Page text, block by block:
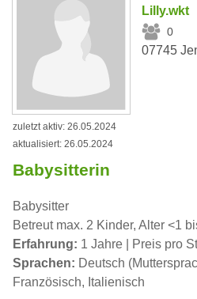
Lilly.wkt
0
07745
zuletzt aktiv: 26.05.2024
aktualisiert: 26.05.2024
Babysitterin
Babysitter
Betreut max. 2 Kinder, Alter <1
Erfahrung: 1 Jahre | Preis pro
Sprachen: Deutsch
Französisch, Italienisch